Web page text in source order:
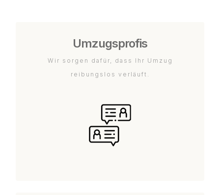
Umzugsprofis
Wir sorgen dafür, dass Ihr Umzug
reibungslos verläuft.